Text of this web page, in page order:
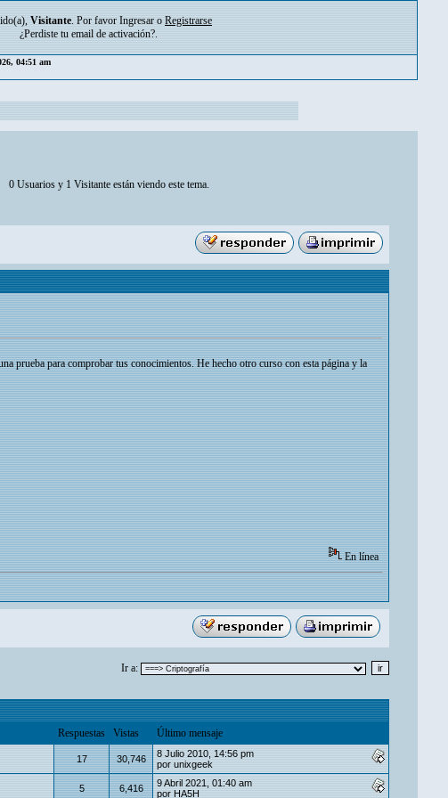
Visitante. Por favor Ingresar o Registrarse
¿Perdiste tu email de activación?.
04:51 am
0 Usuarios y 1 Visitante están viendo este tema.
prueba para comprobar tus conocimientos. He hecho otro curso con esta página y la
En línea
Ir a:
Respuestas Vistas Último mensaje
17 30,746
8 Julio 2010, 14:56 pm
por unixgeek
5 6,416
9 Abril 2021, 01:40 am
por HA5H